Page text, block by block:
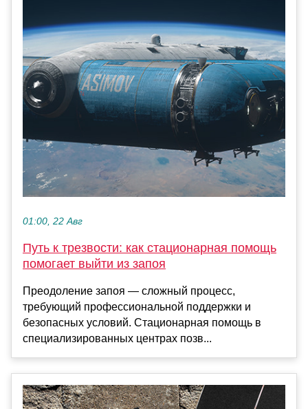
01:00, 22 Авг
Путь к трезвости: как стационарная помощь
помогает выйти из запоя
Преодоление запоя — сложный процесс,
требующий профессиональной поддержки и
безопасных условий. Стационарная помощь в
специализированных центрах позв...